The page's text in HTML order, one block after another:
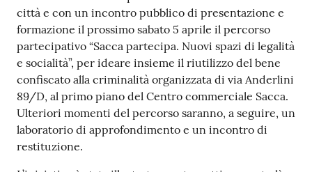
città e con un incontro pubblico di presentazione e
formazione il prossimo sabato 5 aprile il percorso
partecipativo “Sacca partecipa. Nuovi spazi di legalità
e socialità”, per ideare insieme il riutilizzo del bene
confiscato alla criminalità organizzata di via Anderlini
89/D, al primo piano del Centro commerciale Sacca.
Ulteriori momenti del percorso saranno, a seguire, un
laboratorio di approfondimento e un incontro di
restituzione.